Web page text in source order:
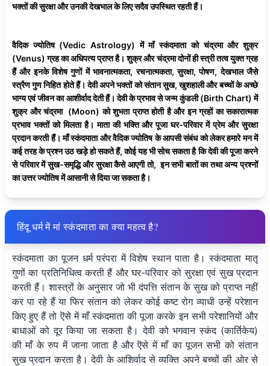
भक्तों की सुरक्षा और उनकी देखभाल के लिए सदैव उपस्थित रहती हैं।
वैदिक ज्योतिष (Vedic Astrology) में माँ स्कंदमाता को चंद्रमा और शुक्र
(Venus) ग्रह का अधिपत्य प्राप्त है। शुक्र और चंद्रमा दोनों ही स्त्री तत्व युक्त ग्रह
हैं और इनके विशेष गुणों में भावनात्मकता, रचनात्मकता, सुरक्षा, पोषण, देखभाल जैसे
स्त्रैण गुण निहित होते हैं। देवी अपने भक्तों को संतान सुख, खुशहाली और बच्चों के अच्छे
भाग्य एवं जीवन का आशीर्वाद देती हैं। देवी के प्रभाव से जन्म कुंडली (Birth Chart) में
शुक्र और चंद्रमा (Moon) को शुभता प्राप्त होती है और इन ग्रहों का सकारात्मक
प्रभाव भक्तों को मिलता है। माता की भक्ति और पूजा घर-परिवार में प्रेम और सुरक्षा
प्रदान करती हैं। माँ स्कंदमाता और वैदिक ज्योतिष के आपसी संबंध को लेकर हमारे मन में
कई तरह के प्रश्न उठ खड़े हो सकते हैं, कोई यह भी सोच सकता है कि देवी की पूजा करने
से परिवार में सुख-समृद्धि और सुरक्षा कैसे आएगी तो, इन सभी बातों का तथा अन्य प्रश्नों
का उत्तर ज्योतिष में आसानी से दिया जा सकता है।
हिंदू धर्म में मां स्कंदमाता का क्या महत्व है?
स्कंदमाता का पूजन धर्म परंपरा में विशेष स्थान पाता है। स्कंदमाता मातृ
गुणों का प्रतिनिधित्व करती हैं और घर-परिवार को सुरक्षा एवं सुख प्रदान
करती हैं। शास्त्रों के अनुसार जो भी दंपत्ति संतान के सुख को प्राप्त नहीं
कर पा रहे हैं या फिर संतान को लेकर कोई कष्ट रोग व्याधी उन्हें परेशान
किए हुए हैं तो ऎसे में माँ स्कंदमाता की पूजा करके इन सभी परेशानियों और
बाधाओं को दूर किया जा सकता है। देवी को भगवान स्कंद (कार्तिकेय)
की माँ के रुप में जाना जाता है और ऎसे में माँ का पूजन सभी को संतान
सुख प्रदान करता है। देवी के आशिर्वाद से व्यक्ति अपने बच्चों की ओर से